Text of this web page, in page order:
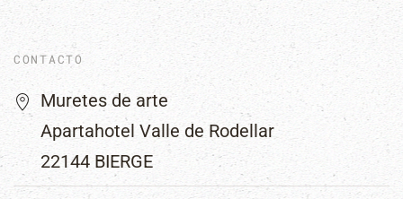
CONTACTO
Muretes de arte
Apartahotel Valle de Rodellar
22144 BIERGE